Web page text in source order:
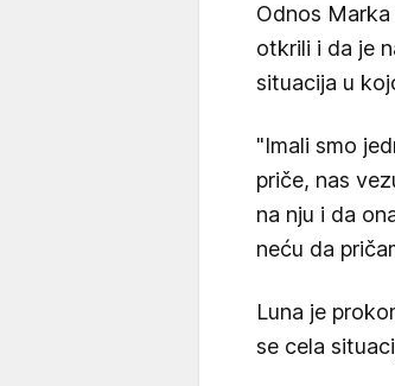
Odnos
otkrili i da je
situacija u
"Imali smo
priče, nas
na nju i da
neću da
Luna je
se cela